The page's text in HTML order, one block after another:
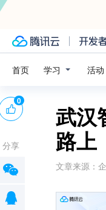
首页 学习 活动
武汉
路上
文章来源：
0
分享